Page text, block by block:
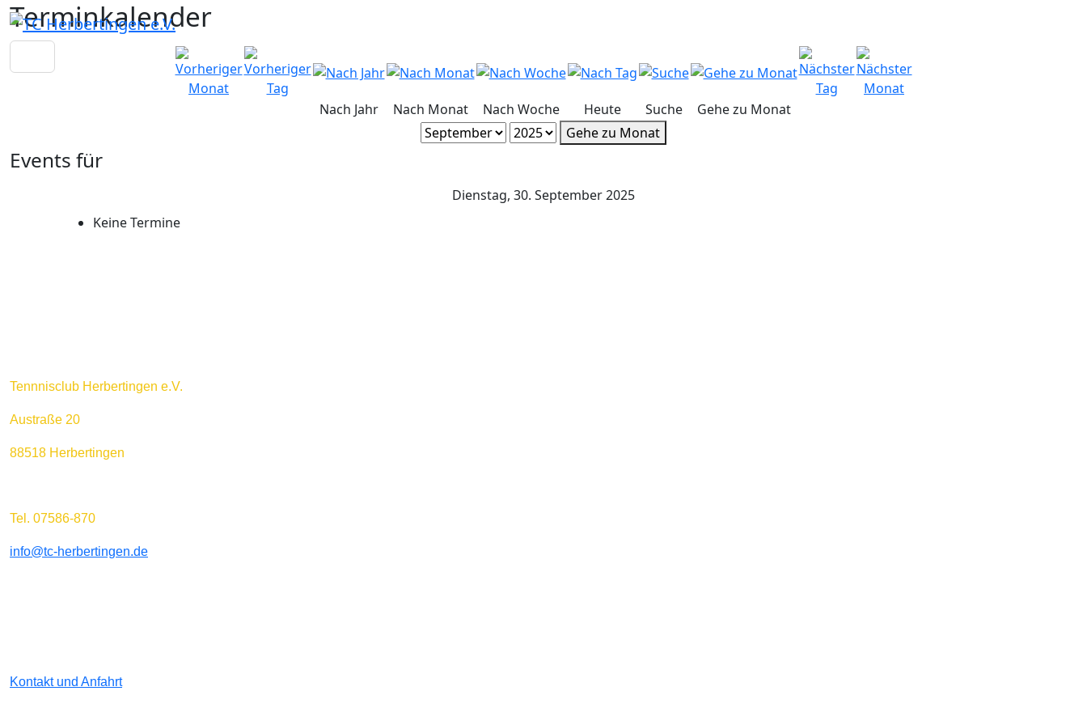
Terminkalender
Nach Jahr Nach Monat Nach Woche Heute Suche
Gehe zu Monat
Gehe zu Monat
Events für
Dienstag, 30. September 2025
Keine Termine
Tennnisclub Herbertingen e.V.
Austraße 20
88518 Herbertingen
Tel. 07586-870
info@tc-herbertingen.de
Kontakt und Anfahrt